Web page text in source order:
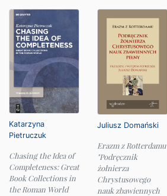
Katarzyna
Pietruczuk
Chasing the Idea of
Completeness: Great
Book Collections in
the Roman World
Juliusz Domański
Erazm z Rotterdamu
"Podręcznik
żołnierza
Chrystusowego
nauk zbawiennych